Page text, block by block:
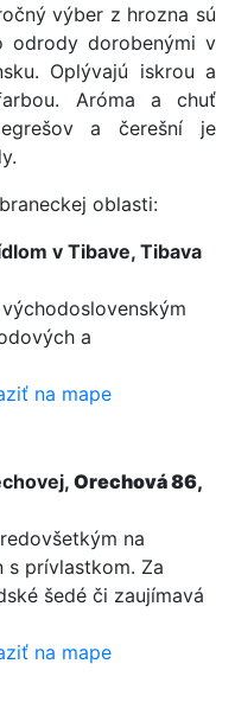
výber z hrozna sú
odrody dorobenými v
Oplývajú iskrou a
Aróma a chuť
a čerešní je
oblasti:
v Tibave, Tibava
a
na mape
Orechová 86,
na
prívlastkom. Za
šedé či zaujímavá
na mape